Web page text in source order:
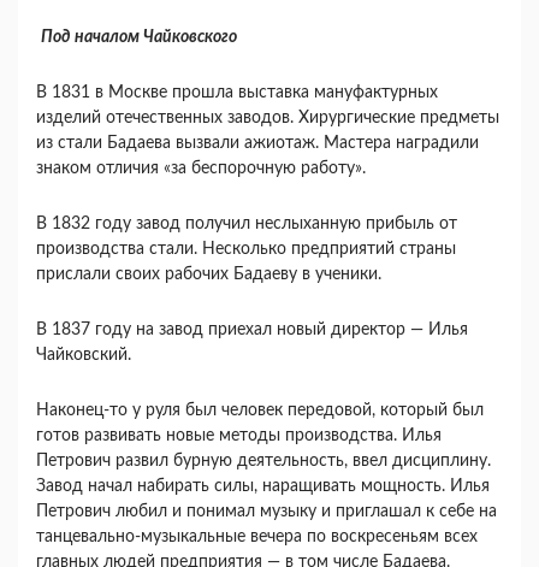
Под началом Чайковского
В 1831 в Москве прошла выставка мануфактурных
изделий отечественных заводов. Хирургические предметы
из стали Бадаева вызвали ажиотаж. Мастера наградили
знаком отличия «за беспорочную работу».
В 1832 году завод получил неслыханную прибыль от
производства стали. Несколько предприятий страны
прислали своих рабочих Бадаеву в ученики.
В 1837 году на завод приехал новый директор — Илья
Чайковский.
Наконец-то у руля был человек передовой, который был
готов развивать новые методы производства. Илья
Петрович развил бурную деятельность, ввел дисциплину.
Завод начал набирать силы, наращивать мощность. Илья
Петрович любил и понимал музыку и приглашал к себе на
танцевально-музыкальные вечера по воскресеньям всех
главных людей предприятия — в том числе Бадаева.